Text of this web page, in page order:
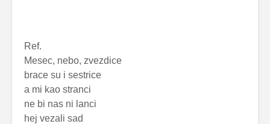
Ref.
Mesec, nebo, zvezdice
brace su i sestrice
a mi kao stranci
ne bi nas ni lanci
hej vezali sad